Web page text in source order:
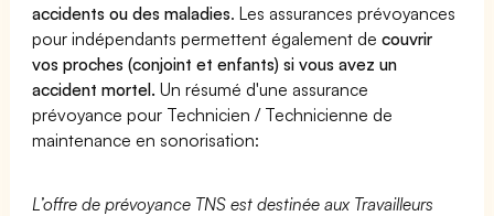
accidents ou des maladies. Les assurances prévoyances
pour indépendants permettent également decouvrir
vos proches (conjoint et enfants) si vous avez un
accident mortel. Un résumé d'une assurance
prévoyance pour Technicien / Technicienne de
maintenance en sonorisation:
L’offre de prévoyance TNS est destinée aux Travailleurs